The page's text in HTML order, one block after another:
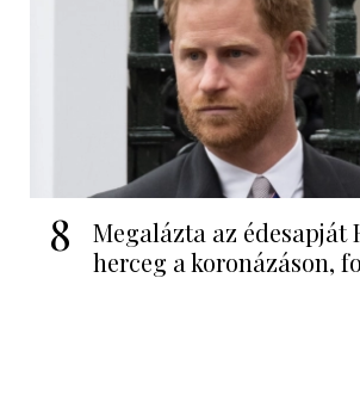
8
Megalázta az édesapját
herceg a koronázáson,